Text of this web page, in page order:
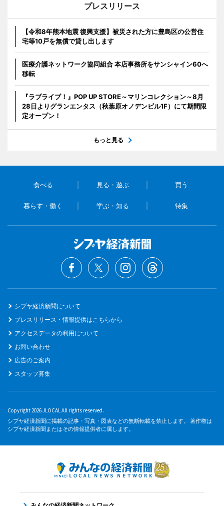
プレスリリース
【令和8年熊本地震 復興支援】被災された方に豊島区の公営住
宅等10戸を無償で貸し出します
医療介護ネットワーク協同組合 本店事務所をサンシャイン60へ
移転
『ラブライブ！』POP UP STORE～マリンコレクション～8月
28日よりグランエンタス（秋葉原オノデンビル1F）にて期間限
定オープン！
もっと見る
食べる 見る・遊ぶ 買う
暮らす・働く 学ぶ・知る 特集
シブヤ経済新聞について
プレスリリース・情報提供はこちらから
アクセスデータの利用について
お問い合わせ
広告のご案内
スタッフ募集
Copyright 2026 JLOCAL All rights reserved.
シブヤ経済新聞に掲載の記事・写真・図表などの無断転載を禁止します。 著作権は
シブヤ経済新聞またはその情報提供者に属します。